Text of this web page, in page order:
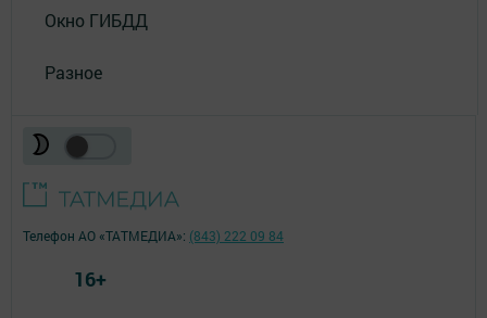
Окно ГИБДД
Разное
Телефон АО «ТАТМЕДИА»: (843) 222 09 84
16+